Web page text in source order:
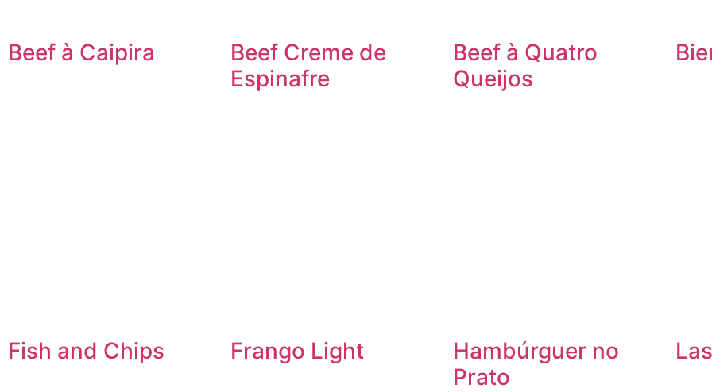
Beef à Caipira
Beef Creme de
Espinafre
Beef à Quatro
Queijos
Fish and Chips Frango Light
Hambúrguer no
Prato